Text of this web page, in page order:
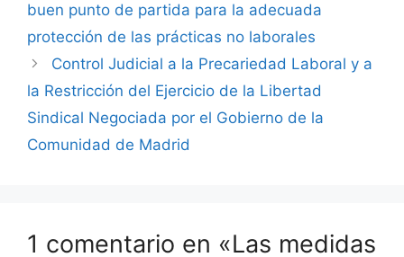
buen punto de partida para la adecuada
protección de las prácticas no laborales
Control Judicial a la Precariedad Laboral y a
la Restricción del Ejercicio de la Libertad
Sindical Negociada por el Gobierno de la
Comunidad de Madrid
1 comentario en «Las medidas